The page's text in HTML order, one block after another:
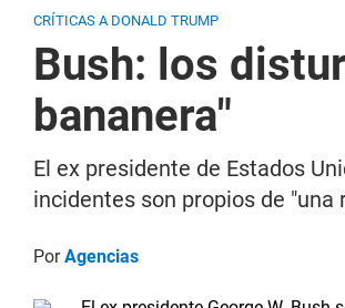
CRÍTICAS A DONALD TRUMP
Bush: los
bananera"
El ex presidente de Estados
incidentes son propios de "una
PorAgencias